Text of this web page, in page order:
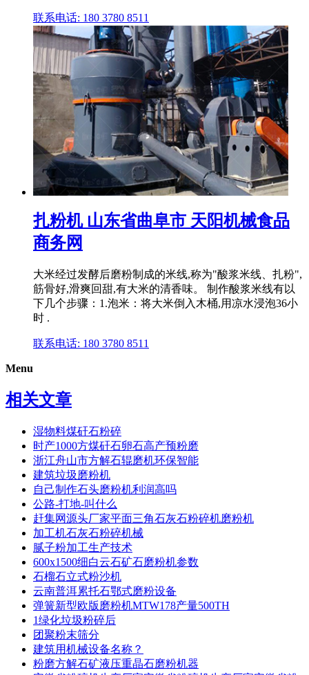
联系电话: 180 3780 8511
扎粉机 山东省曲阜市 天阳机械食品
商务网
大米经过发酵后磨粉制成的米线,称为"酸浆米线、扎粉",
筋骨好,滑爽回甜,有大米的清香味。 制作酸浆米线有以
下几个步骤：1.泡米：将大米倒入木桶,用凉水浸泡36小
时 .
联系电话: 180 3780 8511
Menu
相关文章
湿物料煤矸石粉碎
时产1000方煤矸石卵石高产预粉磨
浙江舟山市方解石辊磨机环保智能
建筑垃圾磨粉机
自己制作石头磨粉机利润高吗
公路-打地-叫什么
赶集网源头厂家平面三角石灰石粉碎机磨粉机
加工机石灰石粉碎机械
腻子粉加工生产技术
600x1500细白云石矿石磨粉机参数
石榴石立式粉沙机
云南普洱累托石鄂式磨粉设备
弹簧新型欧版磨粉机MTW178产量500TH
1绿化垃圾粉碎后
团聚粉末筛分
建筑用机械设备名称？
粉磨方解石矿液压重晶石磨粉机器